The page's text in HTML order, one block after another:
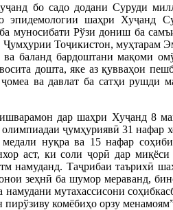
бо садо додани Суруди
эпидемологии шаҳри Хуҷанд
муносибати Рўзи дониш ба
Тоҷикистон, муҳтарам
баланд бардоштани мақоми
дошта, яке аз қувваҳои
ва давлат ба сатҳи рушди
дар шаҳри Хуҷанд 8
ҷумҳуриявӣ 31 нафар
нуқра ва 15 нафар
аст, ки соли ҷорӣ дар
намуданд. Таҷрибаи таърихӣ
зеҳнӣ ба шумор мераванд,
мутахассисони
комёбиҳо орзу